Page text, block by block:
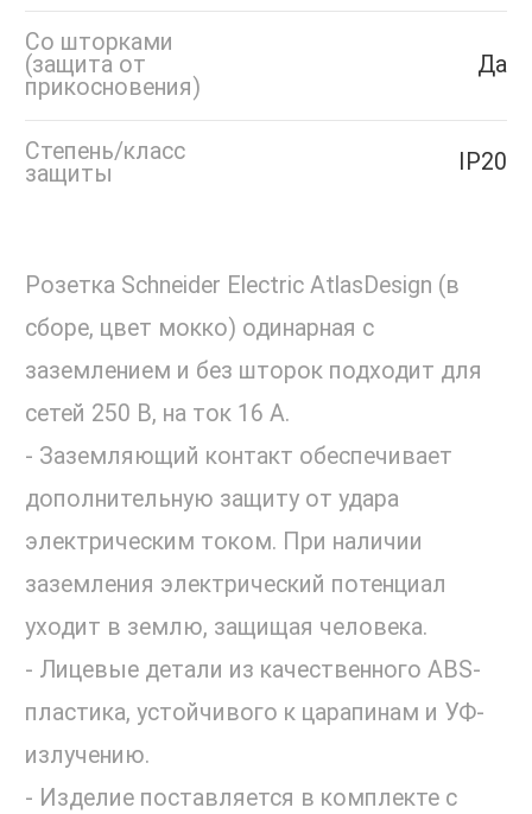
Со шторками
(защита от
прикосновения)
Да
Степень/класс
защиты
IP20
Розетка Schneider Electric AtlasDesign (в
сборе, цвет мокко) одинарная с
заземлением и без шторок подходит для
сетей 250 В, на ток 16 А.
- Заземляющий контакт обеспечивает
дополнительную защиту от удара
электрическим током. При наличии
заземления электрический потенциал
уходит в землю, защищая человека.
- Лицевые детали из качественного ABS-
пластика, устойчивого к царапинам и УФ-
излучению.
- Изделие поставляется в комплекте с